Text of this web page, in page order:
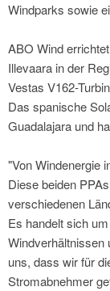
Windparks sowie
ABO Wind
Illevaara in der
Vestas V162-
Das spanische
Guadalajara und
"Von Windenergie
Diese beiden
verschiedenen
Es handelt sich
Windverhältnissen
uns, dass wir für
Stromabnehmer